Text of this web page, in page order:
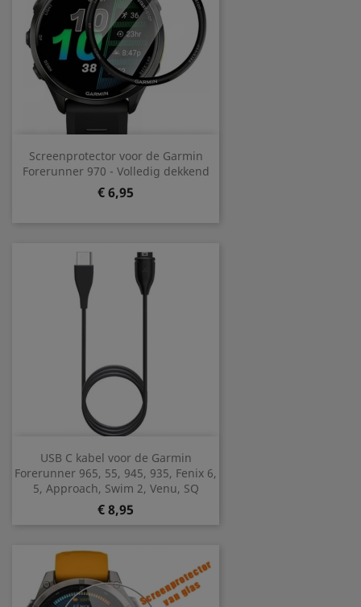
Screenprotector voor de Garmin
Forerunner 970 - Volledig dekkend
Prijs
€ 6,95
USB C kabel voor de Garmin
Forerunner 965, 55, 945, 935, Fenix 6,
5, Approach, Swim 2, Venu, SQ
Prijs
€ 8,95